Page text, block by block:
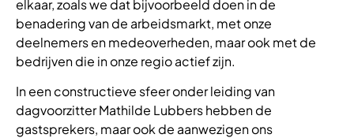
elkaar, zoals we dat bijvoorbeeld doen in de
benadering van de arbeidsmarkt, met onze
deelnemers en medeoverheden, maar ook met de
bedrijven die in onze regio actief zijn.
In een constructieve sfeer onder leiding van
dagvoorzitter Mathilde Lubbers hebben de
gastsprekers, maar ook de aanwezigen ons